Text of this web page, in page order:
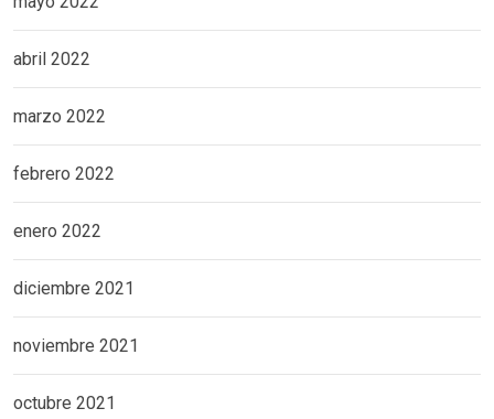
abril 2022
marzo 2022
febrero 2022
enero 2022
diciembre 2021
noviembre 2021
octubre 2021